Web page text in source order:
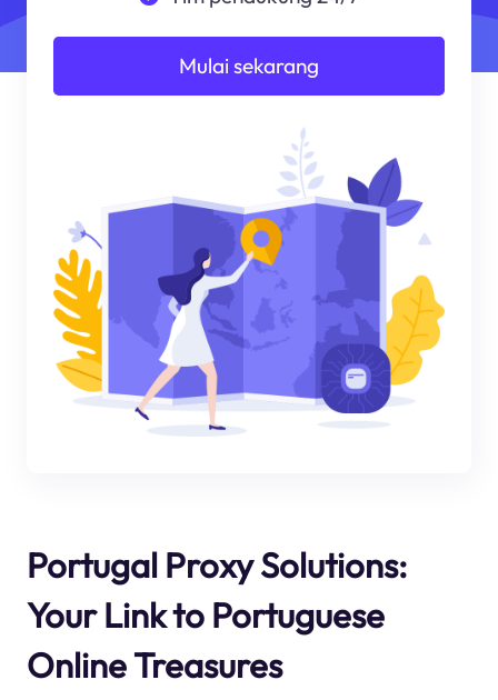
Mulai sekarang
Portugal Proxy Solutions:
Your Link to Portuguese
Online Treasures